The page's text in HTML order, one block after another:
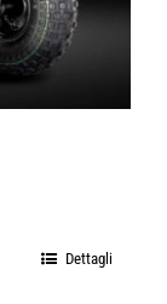
Dettagli